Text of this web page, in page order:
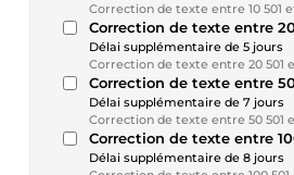
Correction de texte entre 10 501
Correction de texte entre
Délai supplémentaire de 5 jours
Correction de texte entre 20 501
Correction de texte entre
Délai supplémentaire de 7 jours
Correction de texte entre 50 501
Correction de texte entre
Délai supplémentaire de 8 jours